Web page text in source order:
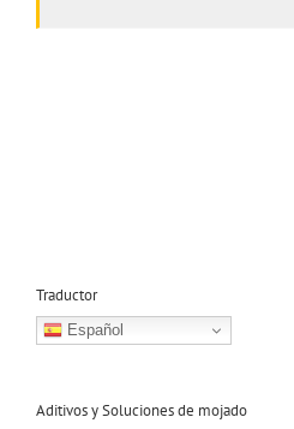
Traductor
Español
Aditivos y Soluciones de mojado